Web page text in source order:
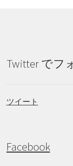
Twitter でフ
ツイート
Facebook